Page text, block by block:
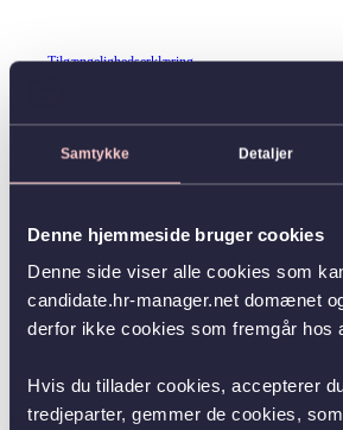
Samtykke Detaljer
Denne hjemmeside bruger cookies
Denne side viser alle cookies som
candidate.hr-manager.net domænet
derfor ikke cookies som fremgår hos
Hvis du tillader cookies, accepterer
tredjeparter, gemmer de cookies,
Tilgængelighedserklæring